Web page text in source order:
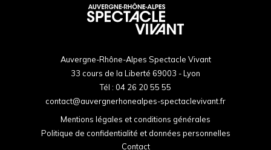
Auvergne-Rhône-Alpes Spectacle Vivant
33 cours de la Liberté 69003 - Lyon
Tél : 04 26 20 55 55
contact@auvergnerhonealpes-spectaclevivant.fr
Mentions légales et conditions générales
Politique de confidentialité et données personnelles
Contact